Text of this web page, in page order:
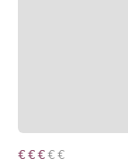
€ € € € €
€ € €